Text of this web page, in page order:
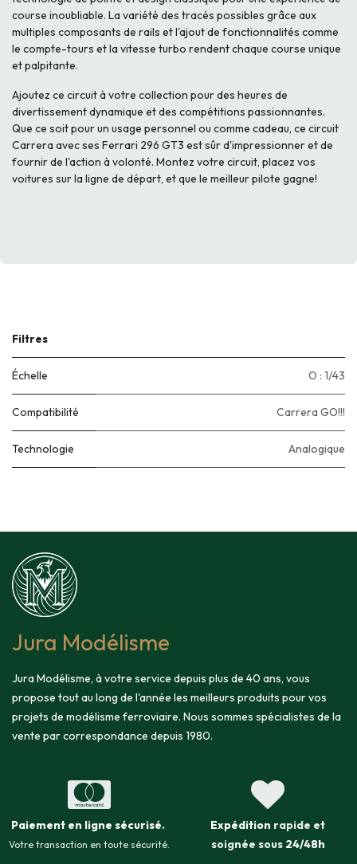
course inoubliable. La variété des tracés possibles grâce aux
multiples composants de rails et l'ajout de fonctionnalités comme
le compte-tours et la vitesse turbo rendent chaque course unique
et palpitante.
Ajoutez ce circuit à votre collection pour des heures de
divertissement dynamique et des compétitions passionnantes.
Que ce soit pour un usage personnel ou comme cadeau, ce circuit
Carrera avec ses Ferrari 296 GT3 est sûr d'impressionner et de
fournir de l'action à volonté. Montez votre circuit, placez vos
voitures sur la ligne de départ, et que le meilleur pilote gagne!
Filtres
Échelle O : 1/43
Compatibilité Carrera GO!!!
Technologie Analogique
Jura Modélisme
Jura Modélisme, à votre service depuis plus de 40 ans, vous
propose tout au long de l'année les meilleurs produits pour vos
projets de modélisme ferroviaire. Nous sommes spécialistes de la
vente par correspondance depuis 1980.
Paiement en ligne sécurisé.
Votre transaction en toute sécurité.
Expédition rapide et
soignée sous 24/48h